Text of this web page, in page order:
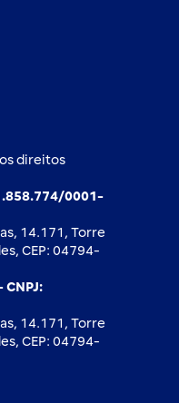
direitos
0001-
14.171, Torre
CEP: 04794-
14.171, Torre
CEP: 04794-